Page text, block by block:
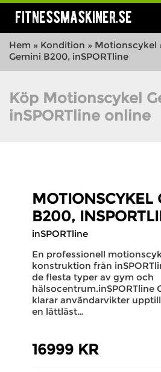
fitnessmaskiner.se
Hem » Kondition » Motionscykel
Gemini B200, inSPORTline
Köp Motionscykel
inSPORTline online
MOTIONSCYKEL
B200,
inSPORTline
En professionell
konstruktion från
de flesta typer av gym och
hälsocentrum.inSPORTline
klarar användarvikter
en lättläst…
16999 KR